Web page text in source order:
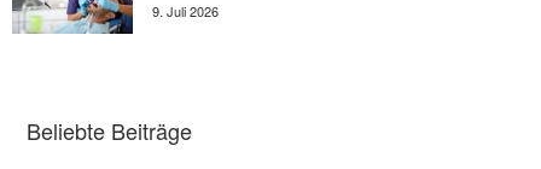
9. Juli 2026
Beliebte Beiträge